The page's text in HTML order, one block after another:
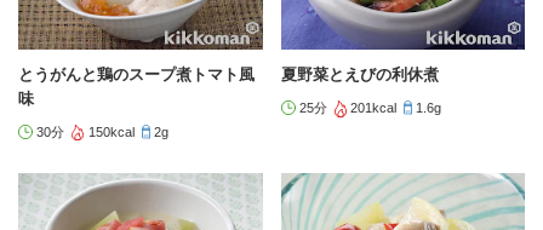
とうがんと鶏のスープ煮トマト風
味
30分 150kcal 2g
夏野菜とえびの利休煮
25分 201kcal 1.6g